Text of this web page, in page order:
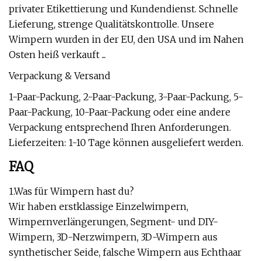
privater Etikettierung und Kundendienst. Schnelle
Lieferung, strenge Qualitätskontrolle. Unsere
Wimpern wurden in der EU, den USA und im Nahen
Osten heiß verkauft ...
Verpackung & Versand
1-Paar-Packung, 2-Paar-Packung, 3-Paar-Packung, 5-
Paar-Packung, 10-Paar-Packung oder eine andere
Verpackung entsprechend Ihren Anforderungen.
Lieferzeiten: 1-10 Tage können ausgeliefert werden.
FAQ
1.Was für Wimpern hast du?
Wir haben erstklassige Einzelwimpern,
Wimpernverlängerungen, Segment- und DIY-
Wimpern, 3D-Nerzwimpern, 3D-Wimpern aus
synthetischer Seide, falsche Wimpern aus Echthaar